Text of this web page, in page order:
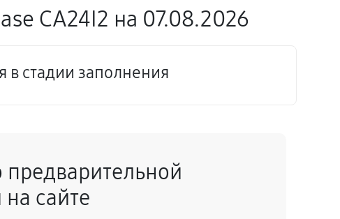
CA24I2 на 07.08.2026
в стадии заполнения
сайте